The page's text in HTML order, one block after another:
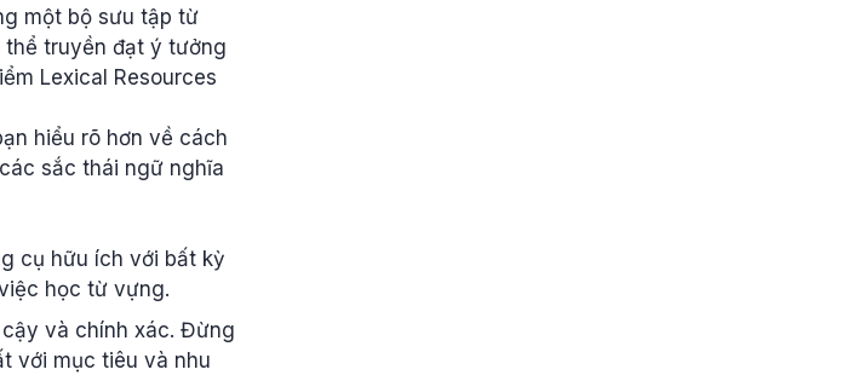
một bộ sưu tập từ
thể truyền đạt ý tưởng
Lexical Resources
hiểu rõ hơn về cách
sắc thái ngữ nghĩa
cụ hữu ích với bất kỳ
học từ vựng.
và chính xác. Đừng
với mục tiêu và nhu